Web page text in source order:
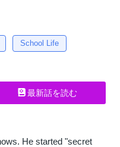
School Life
最新話を読む
He started "secret